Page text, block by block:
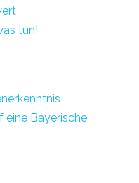
tun!
eine Bayerische